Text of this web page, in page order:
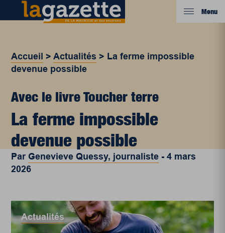
Menu
Accueil >Actualités > La ferme impossible
devenue possible
Avec le livre Toucher terre
La ferme impossible
devenue possible
Par Genevieve Quessy, journaliste -4 mars
2026
Actualités